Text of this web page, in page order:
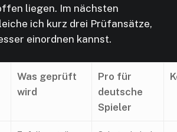
liegen. Im nächsten
ich kurz drei Prüfansätze,
einordnen kannst.
Was geprüft
wird
Pro für
deutsche
Spieler